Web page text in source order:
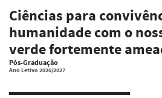
Ciências para
humanidade com o
verde fortemente
Pós-Graduação
Ano Letivo 2026/2027